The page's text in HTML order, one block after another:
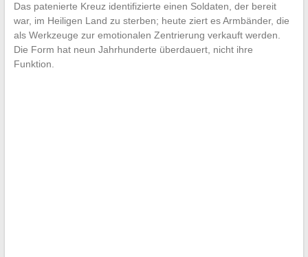
Das patenierte Kreuz identifizierte einen Soldaten, der bereit
war, im Heiligen Land zu sterben; heute ziert es Armbänder, die
als Werkzeuge zur emotionalen Zentrierung verkauft werden.
Die Form hat neun Jahrhunderte überdauert, nicht ihre
Funktion.